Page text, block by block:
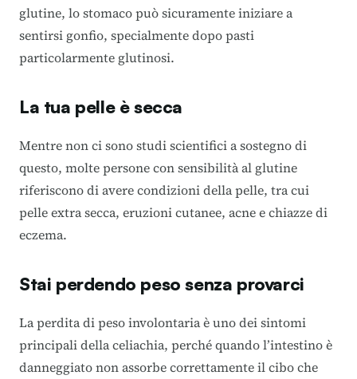
glutine, lo stomaco può sicuramente iniziare a
sentirsi gonfio, specialmente dopo pasti
particolarmente glutinosi.
La tua pelle è secca
Mentre non ci sono studi scientifici a sostegno di
questo, molte persone con sensibilità al glutine
riferiscono di avere condizioni della pelle, tra cui
pelle extra secca, eruzioni cutanee, acne e chiazze di
eczema.
Stai perdendo peso senza provarci
La perdita di peso involontaria è uno dei sintomi
principali della celiachia, perché quando l’intestino è
danneggiato non assorbe correttamente il cibo che